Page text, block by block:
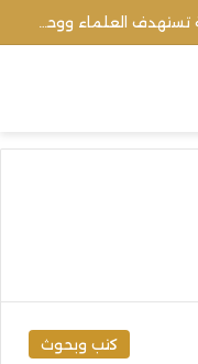
كتب وبحوث